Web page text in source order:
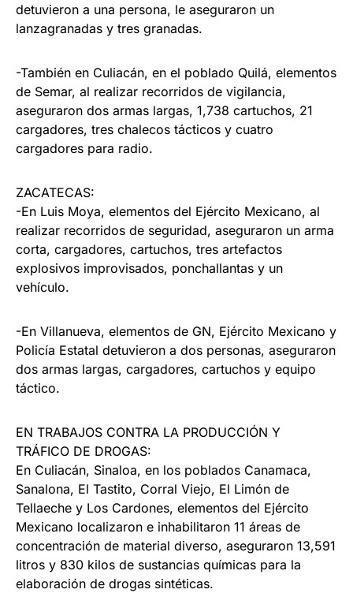
detuvieron a una persona, le aseguraron un
lanzagranadas y tres granadas.
-También en Culiacán, en el poblado Quilá, elementos
de Semar, al realizar recorridos de vigilancia,
aseguraron dos armas largas, 1,738 cartuchos, 21
cargadores, tres chalecos tácticos y cuatro
cargadores para radio.
ZACATECAS:
-En Luis Moya, elementos del Ejército Mexicano, al
realizar recorridos de seguridad, aseguraron un arma
corta, cargadores, cartuchos, tres artefactos
explosivos improvisados, ponchallantas y un
vehículo.
-En Villanueva, elementos de GN, Ejército Mexicano y
Policía Estatal detuvieron a dos personas, aseguraron
dos armas largas, cargadores, cartuchos y equipo
táctico.
EN TRABAJOS CONTRA LA PRODUCCIÓN Y
TRÁFICO DE DROGAS:
En Culiacán, Sinaloa, en los poblados Canamaca,
Sanalona, El Tastito, Corral Viejo, El Limón de
Tellaeche y Los Cardones, elementos del Ejército
Mexicano localizaron e inhabilitaron 11 áreas de
concentración de material diverso, aseguraron 13,591
litros y 830 kilos de sustancias químicas para la
elaboración de drogas sintéticas.